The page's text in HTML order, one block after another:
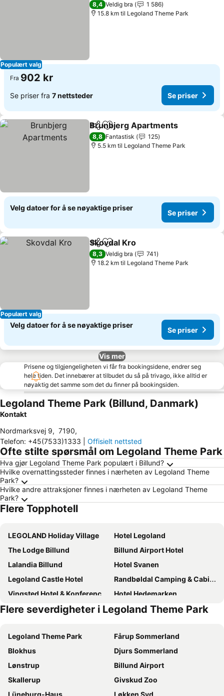
Populært valg
8,4 Veldig bra
1 586
15.8 km til Legoland Theme Park
Fra 902 kr
Se priser fra 7 nettsteder Se priser
Del Legg til i favoritter
Brunbjerg Apartments
8,8 Fantastisk
125
5.5 km til Legoland Theme Park
Velg datoer for å se nøyaktige priser
Se priser
Populært valg
Del Legg til i favoritter
Skovdal Kro
8,3 Veldig bra
741
18.2 km til Legoland Theme Park
Velg datoer for å se nøyaktige priser
Se priser
Vis mer
Prisene og tilgjengeligheten vi får fra bookingsidene, endrer seg
hele tiden. Det innebærer at tilbudet du så på trivago, ikke alltid er
nøyaktig det samme som det du finner på bookingsiden.
Legoland Theme Park (Billund, Danmark)
Kontakt
Nordmarksvej 9, 7190,
Telefon: +45(7533)1333 Offisielt nettsted
Ofte stilte spørsmål om Legoland Theme Park
Hva gjør Legoland Theme Park populært i Billund?
Hvilke overnattingssteder finnes i nærheten av Legoland Theme
Park?
Hvilke andre attraksjoner finnes i nærheten av Legoland Theme
Park?
Flere Topphotell
LEGOLAND Holiday Village
Hotel Legoland
The Lodge Billund
Billund Airport Hotel
Lalandia Billund
Hotel Svanen
Legoland Castle Hotel
Randbøldal Camping & Cabins
Vingsted Hotel & Konferencecenter
Hotel Hedemarken
Diagonalkroen
Filskov Kro
Go-sleep Vandel
Skjoldbjerg Garnihotel
Gregersminde
Sdr. Omme Kro & Hotel
Egtved
LOasen Vesterhede
Skovdal Kro
Smidstrupvej 3 - The Lodge
Flere severdigheter i Legoland Theme Park
Legoland Theme Park
Fårup Sommerland
Blokhus
Djurs Sommerland
Lønstrup
Billund Airport
Skallerup
Givskud Zoo
Lüneburg-Haus
Løkken Syd